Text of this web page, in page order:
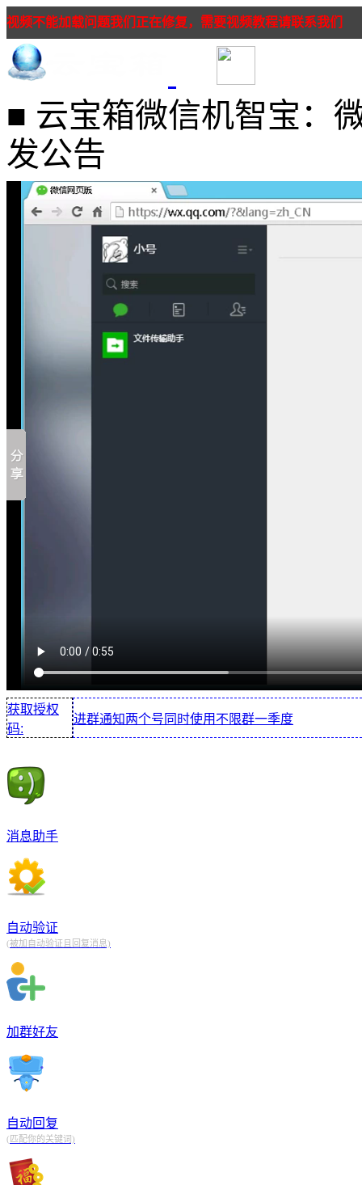
视频不能加载问题我们正在修复，需要视频教程请联系我们
■ 云宝箱微信机智宝：
发公告
获取授权
码:
进群通知两个号同时使用不限群一季度
消息助手
自动验证
(被加自动验证且回复消息)
加群好友
自动回复
(匹配你的关键词)